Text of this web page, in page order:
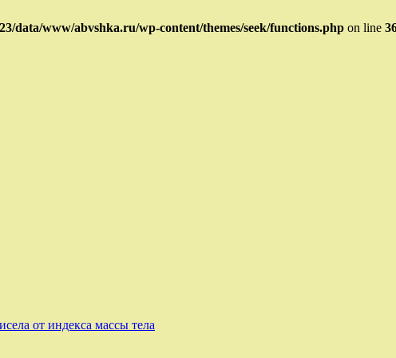
data/www/abvshka.ru/wp-content/themes/seek/functions.php on line
от индекса массы тела